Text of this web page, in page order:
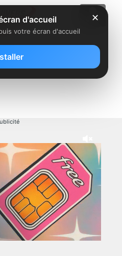
✕
d'accueil
votre écran d'accueil